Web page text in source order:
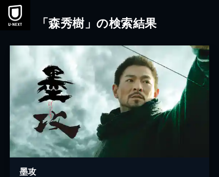
本文へスキップ
「森秀樹」の検索結果
墨攻